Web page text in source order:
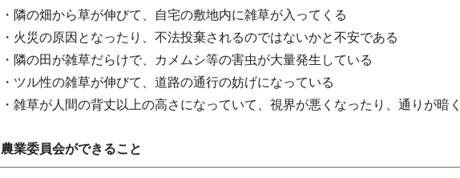
・隣の畑から草が伸びて、自宅の敷地内に雑草が入ってくる
・火災の原因となったり、不法投棄されるのではないかと不安である
・隣の田が雑草だらけで、カメムシ等の害虫が大量発生している
・ツル性の雑草が伸びて、道路の通行の妨げになっている
・雑草が人間の背丈以上の高さになっていて、視界が悪くなったり、通りが暗
農業委員会ができること